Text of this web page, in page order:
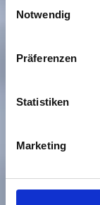
Notwendig
Präferenzen
Statistiken
Marketing